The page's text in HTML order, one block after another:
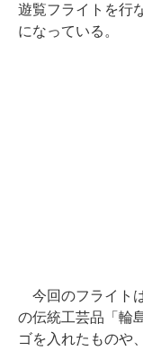
遊覧フライトを行
になっている。
今回のフライト
の伝統工芸品「輪
ゴを入れたものや